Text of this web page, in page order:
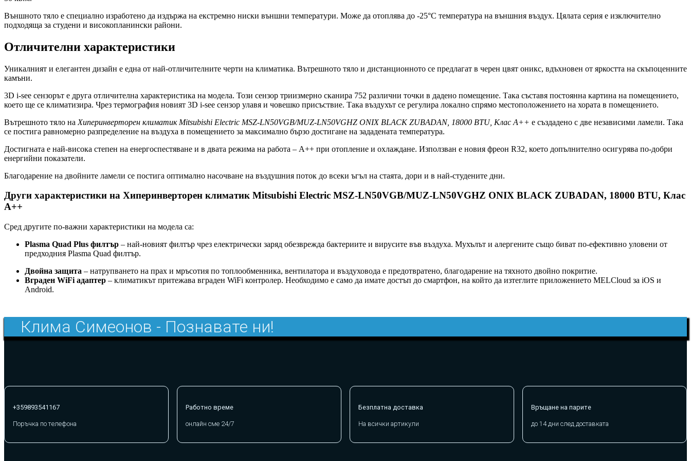
Външното тяло е специално изработено да издържа на екстремно ниски външни температури. Може да отоплява до -25°C температура на външния въздух. Цялата серия е изключително
подходяща за студени и високопланински райони.
Отличителни характеристики
Уникалният и елегантен дизайн е една от най-отличителните черти на климатика. Вътрешното тяло и дистанционното се предлагат в черен цвят оникс, вдъхновен от яркостта на скъпоценните
камъни.
3D i-see сензорът е друга отличителна характеристика на модела. Този сензор триизмерно сканира 752 различни точки в дадено помещение. Така съставя постоянна картина на помещението,
което ще се климатизира. Чрез термография новият 3D i-see сензор улавя и човешко присъствие. Така въздухът се регулира локално спрямо местоположението на хората в помещението.
Вътрешното тяло на Хиперинверторен климатик Mitsubishi Electric MSZ-LN50VGB/MUZ-LN50VGHZ ONIX BLACK ZUBADAN, 18000 BTU, Клас A++ е създадено с две независими ламели. Така
се постига равномерно разпределение на въздуха в помещението за максимално бързо достигане на зададената температура.
Достигната е най-висока степен на енергоспестяване и в двата режима на работа – А++ при отопление и охлаждане. Използван е новия фреон R32, което допълнително осигурява по-добри
енергийни показатели.
Благодарение на двойните ламели се постига оптимално насочване на въздушния поток до всеки ъгъл на стаята, дори и в най-студените дни.
Други характеристики на Хиперинверторен климатик Mitsubishi Electric MSZ-LN50VGB/MUZ-LN50VGHZ ONIX BLACK ZUBADAN, 18000 BTU, Клас
A++
Сред другите по-важни характеристики на модела са:
Plasma Quad Plus филтър – най-новият филтър чрез електрически заряд обезврежда бактериите и вирусите във въздуха. Мухълът и алергените също биват по-ефективно уловени от
предходния Plasma Quad филтър.
Двойна защита – натрупването на прах и мръсотия по топлообменника, вентилатора и въздуховода е предотвратено, благодарение на тяхното двойно покритие.
Вграден WiFi адаптер – климатикът притежава вграден WiFi контролер. Необходимо е само да имате достъп до смартфон, на който да изтеглите приложението MELCloud за iOS и
Android.
Клима Симеонов - Познавате ни!
+359893541167
Поръчка по телефона
Работно време
онлайн сме 24/7
Безплатна доставка
На всички артикули
Връщане на парите
до 14 дни след доставката